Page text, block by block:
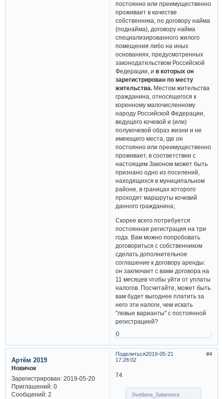
постоянно или преимущественно
проживает в качестве
собственника, по договору найма
(поднайма), договору найма
специализированного жилого
помещения либо на иных
основаниях, предусмотренных
законодательством Российской
Федерации, и в которых он
зарегистрирован по месту
жительства. Местом жительства
гражданина, относящегося к
коренному малочисленному
народу Российской Федерации,
ведущего кочевой и (или)
полукочевой образ жизни и не
имеющего места, где он
постоянно или преимущественно
проживает, в соответствии с
настоящим Законом может быть
признано одно из поселений,
находящихся в муниципальном
районе, в границах которого
проходят маршруты кочевий
данного гражданина;
Скорее всего потребуется
постоянная регистрация на три
года. Вам можно попробовать
договориться с собственником
сделать дополнительное
соглашение к договору аренды:
он заключает с вами договора на
11 месяцев чтобы уйти от уплаты
налогов. Посчитайте, может быть
вам будет выгоднее платить за
него эти налоги, чем искать
"левые варианты" с постоянной
регистрацией?
0
Поделиться 4
2019-05-21
17:28:02
Артём 2019
Новичок
Зарегистрирован: 2019-05-20
Приглашений:0
Сообщений:2
74
Svetlana_Salamova